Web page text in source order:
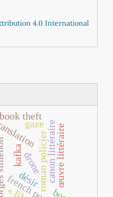
4.0 International
kafka roman policiercanon littéraireœuvre littéraire
drone
désir
book theft
gaze